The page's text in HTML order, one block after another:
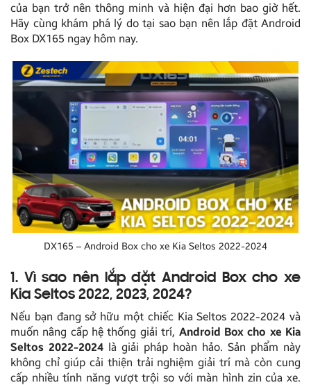
của bạn trở nên thông minh và hiện đại hơn bao giờ hết.
Hãy cùng khám phá lý do tại sao bạn nên lắp đặt Android
Box DX165 ngay hôm nay.
DX165 – Android Box cho xe Kia Seltos 2022-2024
1. Vì sao nên lắp đặt Android Box cho xe
Kia Seltos 2022, 2023, 2024?
Nếu bạn đang sở hữu một chiếc Kia Seltos 2022-2024 và
muốn nâng cấp hệ thống giải trí, Android Box cho xe Kia
Seltos 2022-2024 là giải pháp hoàn hảo. Sản phẩm này
không chỉ giúp cải thiện trải nghiệm giải trí mà còn cung
cấp nhiều tính năng vượt trội so với màn hình zin của xe.